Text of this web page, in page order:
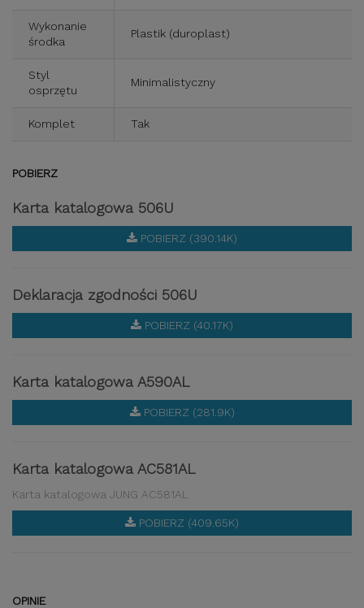
Wykonanie
środka
Plastik (duroplast)
Styl
osprzętu
Minimalistyczny
Komplet Tak
POBIERZ
Karta katalogowa 506U
POBIERZ (390.14K)
Deklaracja zgodności 506U
POBIERZ (40.17K)
Karta katalogowa A590AL
POBIERZ (281.9K)
Karta katalogowa AC581AL
Karta katalogowa JUNG AC581AL
POBIERZ (409.65K)
OPINIE